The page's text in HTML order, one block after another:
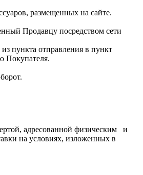
размещенных на сайте.
Продавцу посредством сети
пункта отправления в пункт
Покупателя.
адресованной физическим и
на условиях, изложенных в